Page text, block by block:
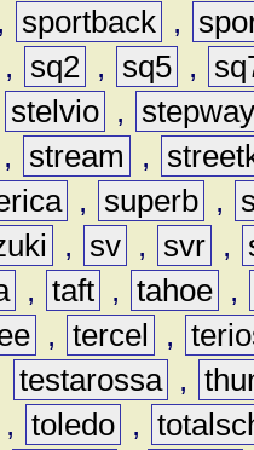
, sportback ,
, sq2 , sq5 ,
stelvio ,
, stream ,
, superb ,
, sv , svr ,
, taft , tahoe ,
, tercel ,
testarossa ,
, toledo ,